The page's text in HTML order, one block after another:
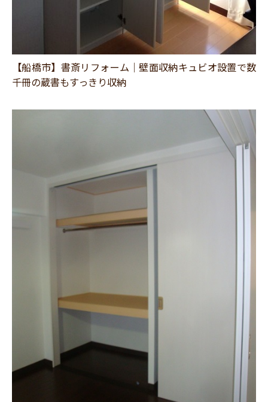
【船橋市】書斎リフォーム｜壁面収納キュビオ設置で数
千冊の蔵書もすっきり収納